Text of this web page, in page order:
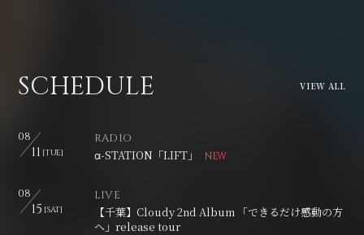
SCHEDULE VIEW ALL
08
11 [TUE]
RADIO
α-STATION「LIFT」
08
15 [SAT]
LIVE
【千葉】Cloudy 2nd Album 「できるだけ感動の方
へ」release tour